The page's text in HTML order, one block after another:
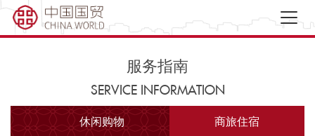
服务指南
SERVICE INFORMATION
休闲购物 商旅住宿